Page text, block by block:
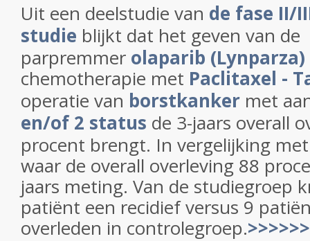
Uit een deelstudie van de fase II/
studie blijkt dat het geven van de
parpremmer olaparib (Lynparza)
chemotherapie met Paclitaxel -
operatie van borstkanker met
en/of 2 status de 3-jaars overall
procent brengt. In vergelijking
waar de overall overleving 88
jaars meting. Van de studiegroep
patiënt een recidief versus 9
overleden in controlegroep.